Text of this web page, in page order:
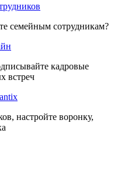
семейным сотрудникам?
кадровые
встреч
настройте воронку,